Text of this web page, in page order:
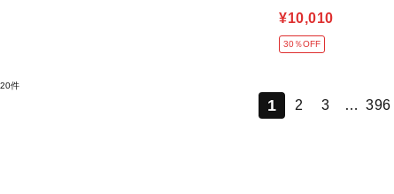
¥10,010
30％OFF
件
1 2 3 … 396